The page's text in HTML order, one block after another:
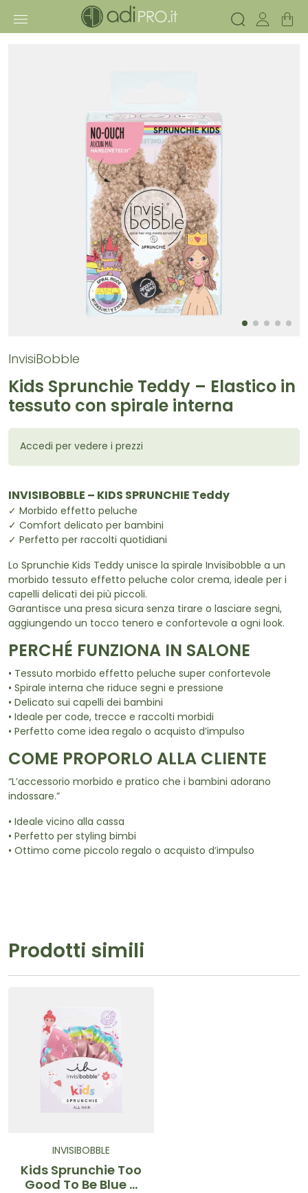
InvisiBobble
Kids Sprunchie Teddy – Elastico in
tessuto con spirale interna
Accedi per vedere i prezzi
INVISIBOBBLE – KIDS SPRUNCHIE Teddy
✓ Morbido effetto peluche
✓ Comfort delicato per bambini
✓ Perfetto per raccolti quotidiani
Lo Sprunchie Kids Teddy unisce la spirale Invisibobble a un
morbido tessuto effetto peluche color crema, ideale per i
capelli delicati dei più piccoli.
Garantisce una presa sicura senza tirare o lasciare segni,
aggiungendo un tocco tenero e confortevole a ogni look.
PERCHÉ FUNZIONA IN SALONE
• Tessuto morbido effetto peluche super confortevole
• Spirale interna che riduce segni e pressione
• Delicato sui capelli dei bambini
• Ideale per code, trecce e raccolti morbidi
• Perfetto come idea regalo o acquisto d’impulso
COME PROPORLO ALLA CLIENTE
“L’accessorio morbido e pratico che i bambini adorano
indossare.”
• Ideale vicino alla cassa
• Perfetto per styling bimbi
• Ottimo come piccolo regalo o acquisto d’impulso
Prodotti simili
INVISIBOBBLE
Kids Sprunchie Too
Good To Be Blue –